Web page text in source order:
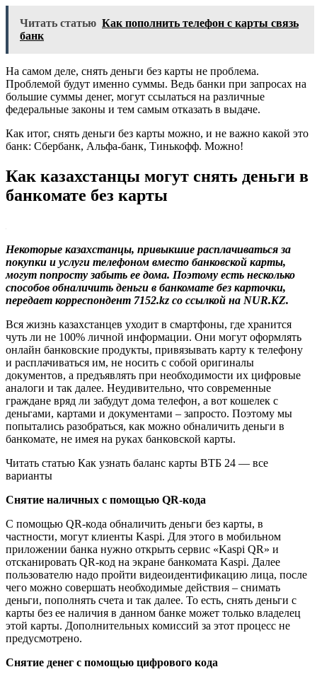
Читать статью Как пополнить телефон с карты связь
банк
На самом деле, снять деньги без карты не проблема.
Проблемой будут именно суммы. Ведь банки при запросах на
большие суммы денег, могут ссылаться на различные
федеральные законы и тем самым отказать в выдаче.
Как итог, снять деньги без карты можно, и не важно какой это
банк: Сбербанк, Альфа-банк, Тинькофф. Можно!
Как казахстанцы могут снять деньги в
банкомате без карты
Некоторые казахстанцы, привыкшие расплачиваться за
покупки и услуги телефоном вместо банковской карты,
могут попросту забыть ее дома. Поэтому есть несколько
способов обналичить деньги в банкомате без карточки,
передает корреспондент 7152.kz cо ссылкой на NUR.KZ.
Вся жизнь казахстанцев уходит в смартфоны, где хранится
чуть ли не 100% личной информации. Они могут оформлять
онлайн банковские продукты, привязывать карту к телефону
и расплачиваться им, не носить с собой оригиналы
документов, а предъявлять при необходимости их цифровые
аналоги и так далее. Неудивительно, что современные
граждане вряд ли забудут дома телефон, а вот кошелек с
деньгами, картами и документами – запросто. Поэтому мы
попытались разобраться, как можно обналичить деньги в
банкомате, не имея на руках банковской карты.
Читать статью Как узнать баланс карты ВТБ 24 — все
варианты
Снятие наличных с помощью QR-кода
С помощью QR-кода обналичить деньги без карты, в
частности, могут клиенты Kaspi. Для этого в мобильном
приложении банка нужно открыть сервис «Kaspi QR» и
отсканировать QR-код на экране банкомата Kaspi. Далее
пользователю надо пройти видеоидентификацию лица, после
чего можно совершать необходимые действия – снимать
деньги, пополнять счета и так далее. То есть, снять деньги с
карты без ее наличия в данном банке может только владелец
этой карты. Дополнительных комиссий за этот процесс не
предусмотрено.
Снятие денег с помощью цифрового кода